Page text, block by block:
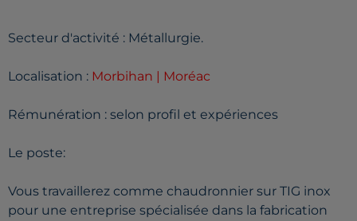
Secteur d'activité : Métallurgie.
Localisation : Morbihan | Moréac
Rémunération : selon profil et expériences
Le poste:
Vous travaillerez comme chaudronnier sur TIG inox
pour une entreprise spécialisée dans la fabrication